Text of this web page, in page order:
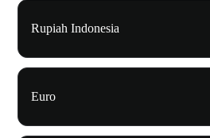
Rupiah Indonesia
Euro